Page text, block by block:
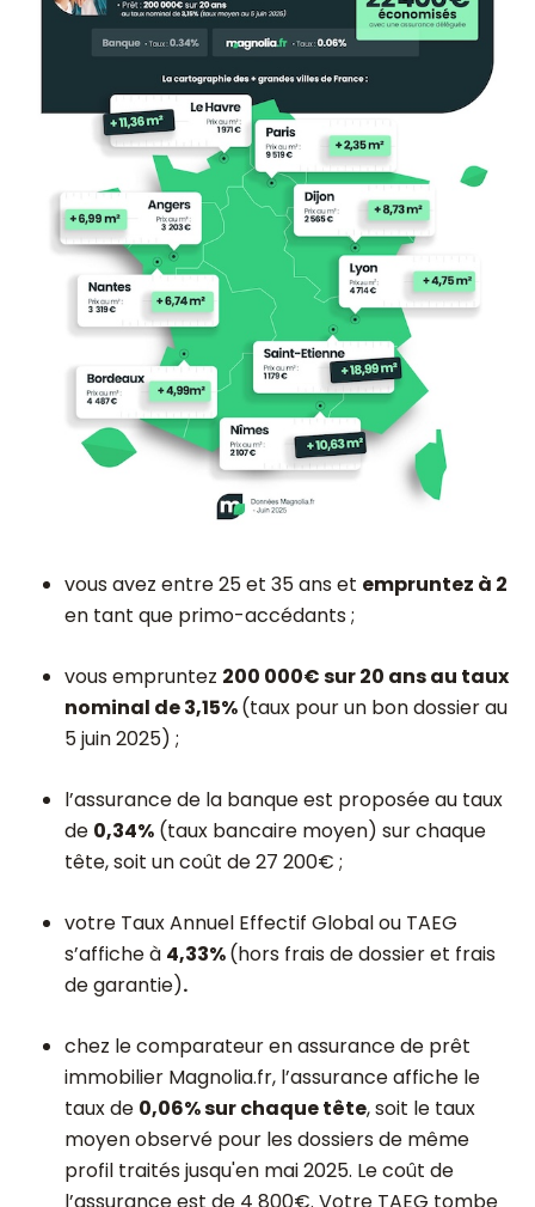
vous avez entre 25 et 35 ans et empruntez à 2
en tant que primo-accédants ;
vous empruntez 200 000€ sur 20 ans au taux
nominal de 3,15%(taux pour un bon dossier au
5 juin 2025) ;
l’assurance de la banque est proposée au taux
de 0,34% (taux bancaire moyen) sur chaque
tête, soit un coût de 27 200€ ;
votre Taux Annuel Effectif Global ou TAEG
s’affiche à 4,33%(hors frais de dossier et frais
de garantie).
chez le comparateur en assurance de prêt
immobilier Magnolia.fr, l’assurance affiche le
taux de 0,06% sur chaque tête, soit le taux
moyen observé pour les dossiers de même
profil traités jusqu'en mai 2025. Le coût de